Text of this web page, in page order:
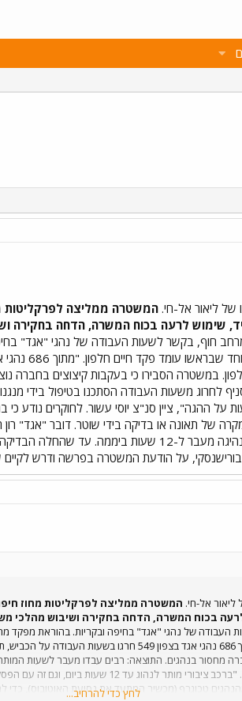
שימוש לרעה בכוח המשרה, הדחה בחקירה
חוף, בקשר לשעות העבודה של נהגי "אגד"
במשטרה הסבירו כי בעקבות קיצוצים בחברה
וגם זה עם הפסקות. ב"אגד" היו כאלה שעבדו 18 שעות על ההגה", ציין סנ"צ
של תאונה או בדיקה בידי שוטר. דובר "אגד"
כדי בדיקת המשטרה בנושא, הורינו לכל הנהגים להימנע
על הודעת המשטרה בפרשה ודרש
בכוח המשרה, הדחה בחקירה ושיבוש מהלכי
של נהגי "אגד" בחיפה ובקריות. בהוראת מפקד
מונה צוות חקירה מיוחד שבראשו עומד פקד חיים חלפון.
מחסור בנהגים. התוצאה: רבים עבדו מעבר לשעות
טכוגרף (מכשיר המתעד את נסיעת האוטובוס),
לחץ כדי להרחיב...